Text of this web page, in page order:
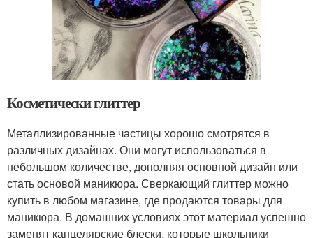
Косметически глиттер
Металлизированные частицы хорошо смотрятся в
различных дизайнах. Они могут использоваться в
небольшом количестве, дополняя основной дизайн или
стать основой маникюра. Сверкающий глиттер можно
купить в любом магазине, где продаются товары для
маникюра. В домашних условиях этот материал успешно
заменят канцелярские блески, которые школьники